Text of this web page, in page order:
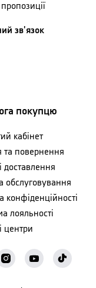
зв'язок
покупцю
кабінет
та повернення
доставлення
обслуговування
конфіденційності
лояльності
центри